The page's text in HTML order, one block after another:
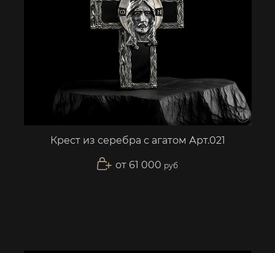
Крест из серебра с агатом Арт.021
от 61 000 руб